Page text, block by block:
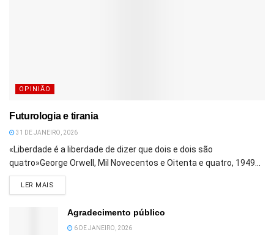
OPINIÃO
Futurologia e tirania
31 DE JANEIRO, 2026
«Liberdade é a liberdade de dizer que dois e dois são
quatro»George Orwell, Mil Novecentos e Oitenta e quatro, 1949...
LER MAIS
Agradecimento público
6 DE JANEIRO, 2026